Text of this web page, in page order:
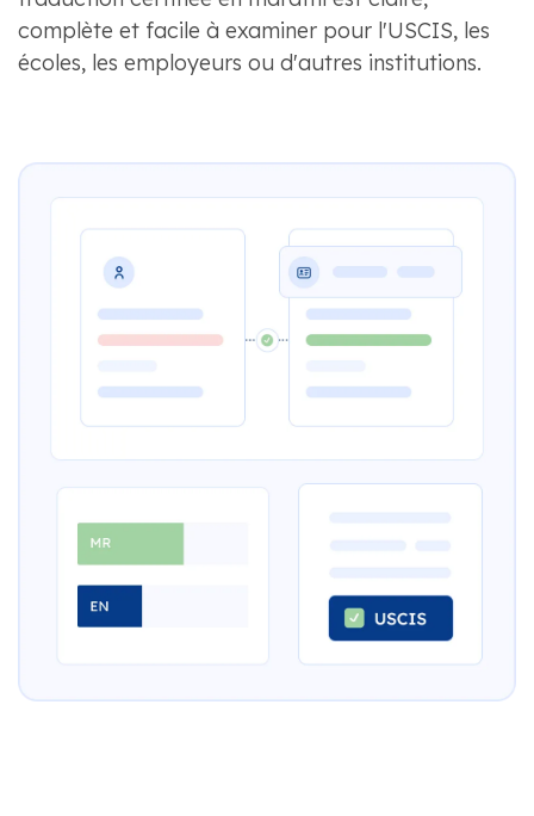
complète et facile à examiner pour l'USCIS, les
écoles, les employeurs ou d'autres institutions.